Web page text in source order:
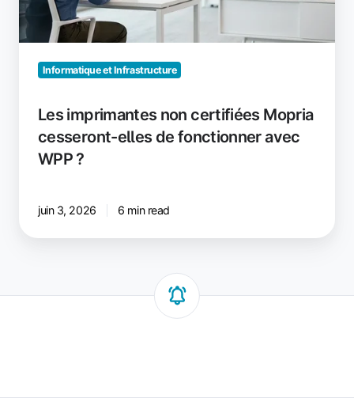
de
fonctionner
avec
WPPInformatique et Infrastructure
Les imprimantes non certifiées Mopria
cesseront-elles de fonctionner avec
WPP ?
juin 3, 2026 6 min read